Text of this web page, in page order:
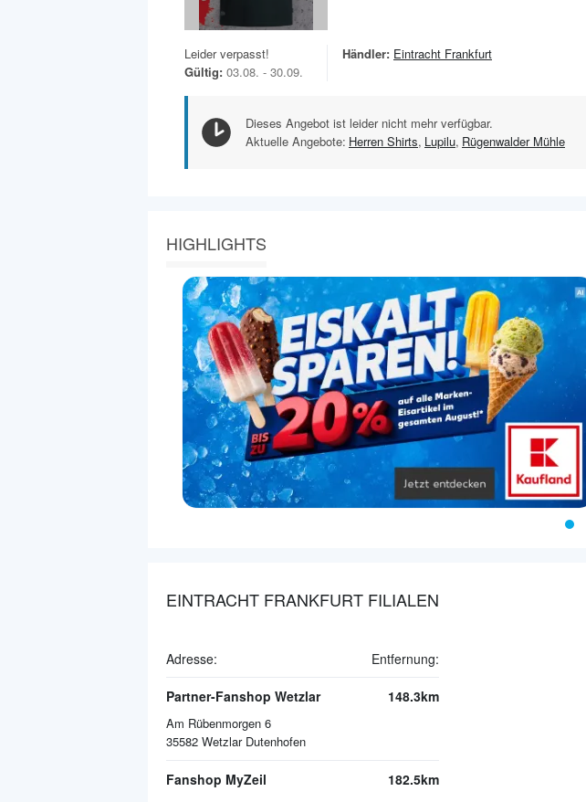
Leider verpasst!
Gültig: 03.08. - 30.09.
Händler: Eintracht Frankfurt
Dieses Angebot ist leider nicht mehr verfügbar.
Aktuelle Angebote: Herren Shirts, Lupilu, Rügenwalder Mühle
HIGHLIGHTS
EINTRACHT FRANKFURT FILIALEN
Adresse: Entfernung:
Partner-Fanshop Wetzlar
Am Rübenmorgen 6
35582 Wetzlar Dutenhofen
148.3km
Fanshop MyZeil 182.5km